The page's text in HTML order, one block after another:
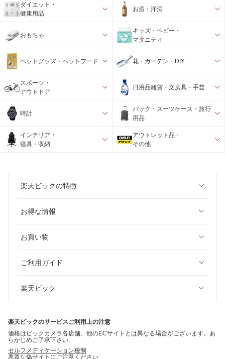
ダイエット・
健康用品
お酒・洋酒
おもちゃ
キッズ・ベビー・
マタニティ
ペットグッズ・ペットフード 花・ガーデン・DIY
スポーツ・
アウトドア
日用品雑貨・文房具・手芸
時計
バック・スーツケース・旅行
用品
インテリア・
寝具・収納
アウトレット品・
その他
楽天ビックの特徴
お得な情報
お買い物
ご利用ガイド
楽天ビック
楽天ビックのサービスご利用上の注意
価格はビックカメラ各店舗、他のECサイトとは異なる場合がございます。あ
らかじめご了承下さい。
セルフメディケーション税制
悪質な偽サイトにご注意ください